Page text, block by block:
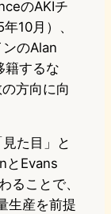
のAKIチ
10月）、
のAlan
籍するな
方向に向
た目」と
とEvans
ることで、
生産を前提